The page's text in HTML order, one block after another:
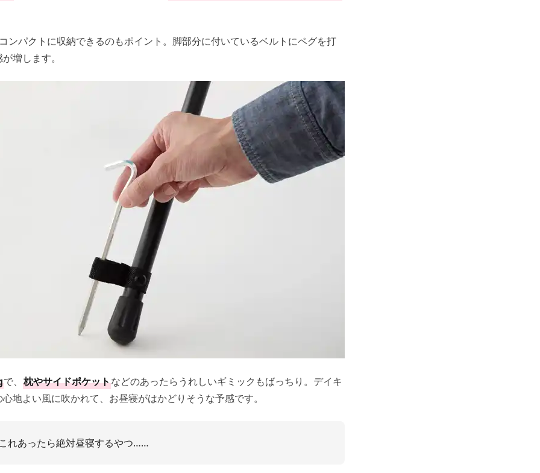
ンパクトに収納できるのもポイント。脚部分に付いているベルトにペグを打
増します。
で、 枕やサイドポケットなどのあったらうれしいギミックもばっちり。デイキ
地よい風に吹かれて、お昼寝がはかどりそうな予感です。
これあったら絶対昼寝するやつ……